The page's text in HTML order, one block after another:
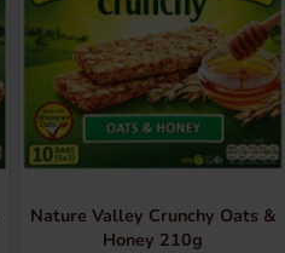
Nature Valley Crunchy Oats &
Honey 210g